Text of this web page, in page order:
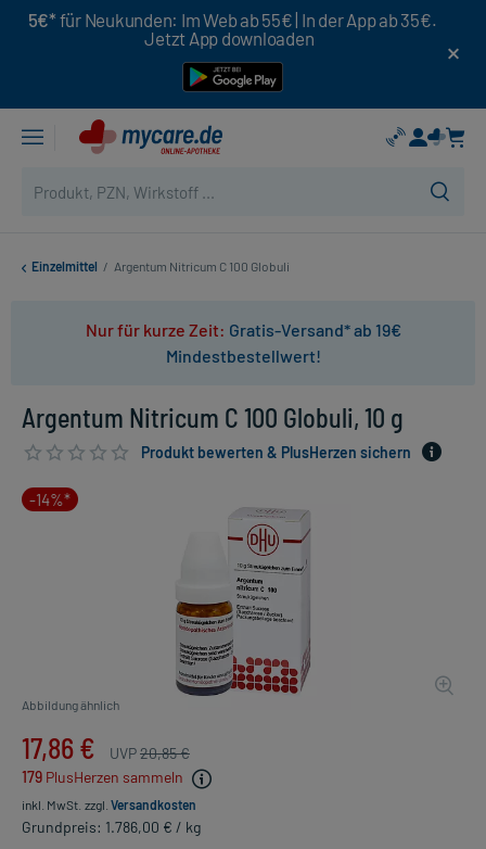
5€* für Neukunden: Im Web ab 55€ | In der App ab 35€.
Jetzt App downloaden
Einzelmittel / Argentum Nitricum C 100 Globuli
Nur für kurze Zeit: Gratis-Versand* ab 19€
Mindestbestellwert!
Argentum Nitricum C 100 Globuli, 10 g
Produkt bewerten & PlusHerzen sichern
-14%*
Abbildung ähnlich
17,86 € UVP20,85 €
179 PlusHerzen sammeln
inkl. MwSt. zzgl. Versandkosten
Grundpreis: 1.786,00 € / kg